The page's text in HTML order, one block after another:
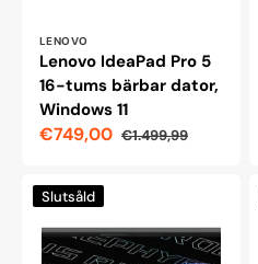
Leverantör:
LENOVO
Lenovo IdeaPad Pro 5
16-tums bärbar dator,
Windows 11
Reapris
€749,00
Ordinarie
€1.499,99
ASUS
ROG
Zephyrus
G15
Slutsåld